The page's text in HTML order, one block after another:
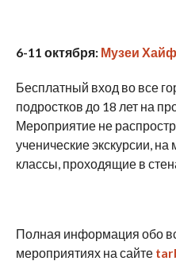
6-11 октября:Музеи
Бесплатный вход во все
подростков до 18 лет на
Мероприятие не
ученические экскурсии,
классы, проходящие в
Полная информация обо
мероприятиях на сайте